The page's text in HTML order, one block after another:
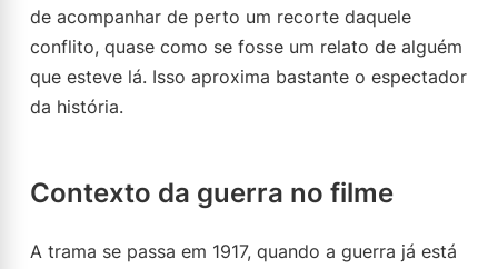
de acompanhar de perto um recorte daquele
conflito, quase como se fosse um relato de alguém
que esteve lá. Isso aproxima bastante o espectador
da história.
Contexto da guerra no filme
A trama se passa em 1917, quando a guerra já está